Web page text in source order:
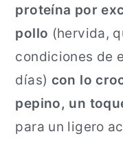
proteína por
pollo (hervida,
condiciones de
días) con lo
pepino, un
para un ligero